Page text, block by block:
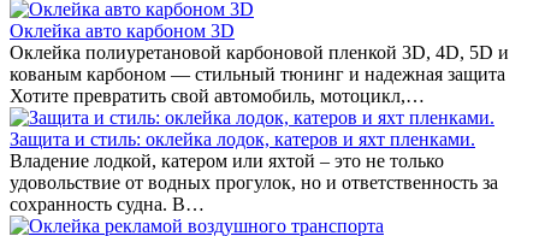
Оклейка авто карбоном 3D
Оклейка полиуретановой карбоновой пленкой 3D, 4D, 5D и
кованым карбоном — стильный тюнинг и надежная защита
Хотите превратить свой автомобиль, мотоцикл,…
Защита и стиль: оклейка лодок, катеров и яхт пленками.
Владение лодкой, катером или яхтой – это не только
удовольствие от водных прогулок, но и ответственность за
сохранность судна. В…